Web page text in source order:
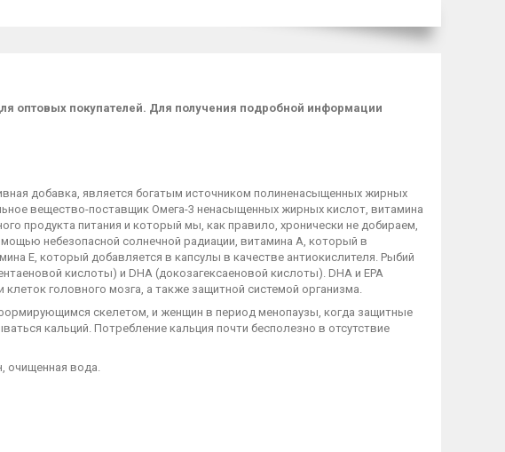
оптовых покупателей. Для получения подробной информации
добавка, является богатым источником полиненасыщенных жирных
вещество-поставщик Омега-3 ненасыщенных жирных кислот, витамина
продукта питания и который мы, как правило, хронически не добираем,
небезопасной солнечной радиации, витамина А, который в
Е, который добавляется в капсулы в качестве антиокислителя. Рыбий
кислоты) и DHA (докозагексаеновой кислоты). DHA и EPA
головного мозга, а также защитной системой организма.
скелетом, и женщин в период менопаузы, когда защитные
кальций. Потребление кальция почти бесполезно в отсутствие
очищенная вода.